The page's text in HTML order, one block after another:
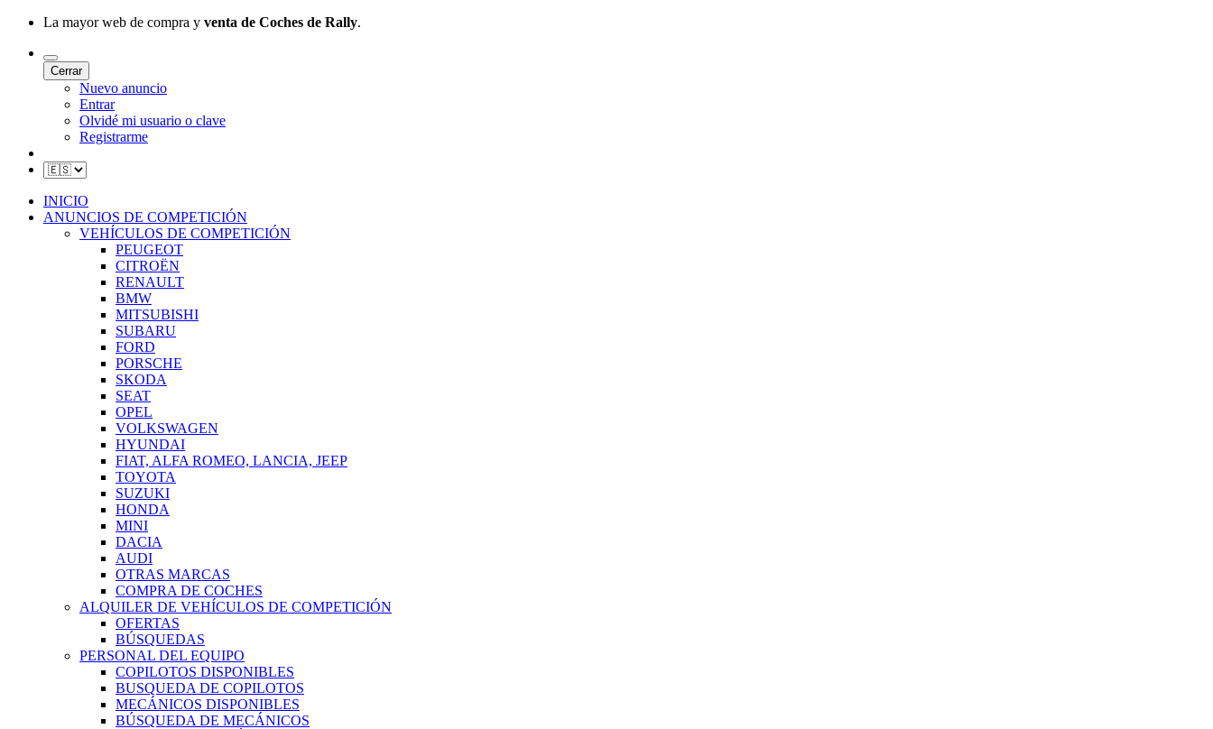
La mayor web de compra y venta de Coches de Rally.
Cerrar
Nuevo anuncio
Entrar
Olvidé mi usuario o clave
Registrarme
INICIO
ANUNCIOS DE COMPETICIÓN
VEHÍCULOS DE COMPETICIÓN
PEUGEOT
CITROËN
RENAULT
BMW
MITSUBISHI
SUBARU
FORD
PORSCHE
SKODA
SEAT
OPEL
VOLKSWAGEN
HYUNDAI
FIAT, ALFA ROMEO, LANCIA, JEEP
TOYOTA
SUZUKI
HONDA
MINI
DACIA
AUDI
OTRAS MARCAS
COMPRA DE COCHES
ALQUILER DE VEHÍCULOS DE COMPETICIÓN
OFERTAS
BÚSQUEDAS
PERSONAL DEL EQUIPO
COPILOTOS DISPONIBLES
BUSQUEDA DE COPILOTOS
MECÁNICOS DISPONIBLES
BÚSQUEDA DE MECÁNICOS